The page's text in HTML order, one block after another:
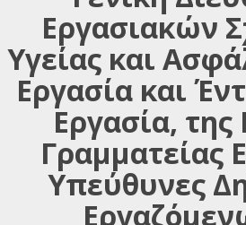
Εργασιακών
Υγείας και
Εργασία και
Εργασία, της
Γραμματείας
Υπεύθυνες